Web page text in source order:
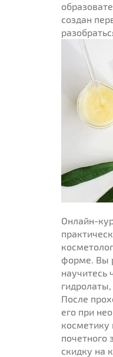
создан
Онлайн-
форме. Вы
научитесь
После
его при
косметику
почетного
скидку на